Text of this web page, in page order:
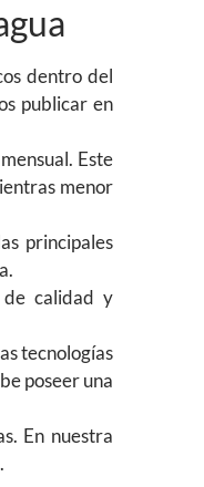
dentro del
publicar en
Este
menor
principales
de calidad y
tecnologías
poseer una
En nuestra